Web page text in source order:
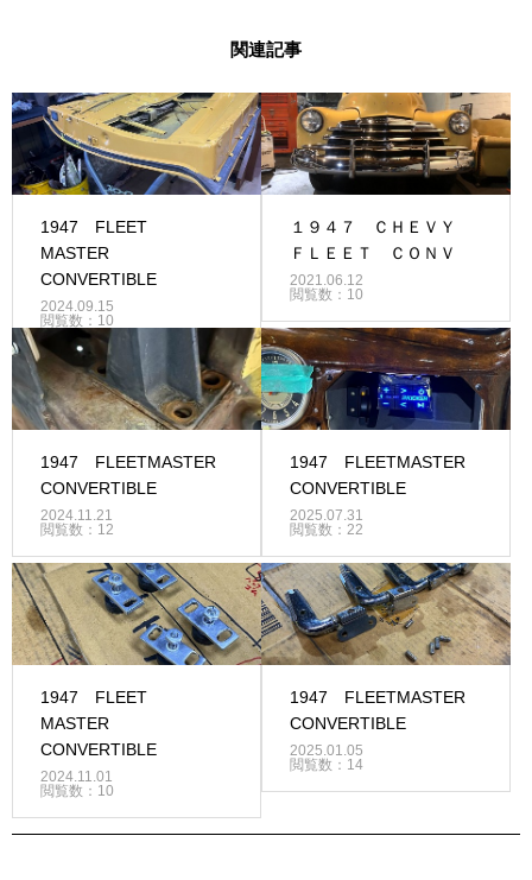
関連記事
1947 FLEET
MASTER
CONVERTIBLE
2024.09.15
閲覧数：10
１９４７ ＣＨＥＶＹ
ＦＬＥＥＴ ＣＯＮＶ
2021.06.12
閲覧数：10
1947 FLEETMASTER
CONVERTIBLE
2024.11.21
閲覧数：12
1947 FLEETMASTER
CONVERTIBLE
2025.07.31
閲覧数：22
1947 FLEET
MASTER
CONVERTIBLE
2024.11.01
閲覧数：10
1947 FLEETMASTER
CONVERTIBLE
2025.01.05
閲覧数：14